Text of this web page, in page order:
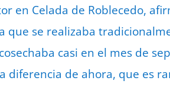
en Celada de Roblecedo,
que se realizaba
casi en el mes de
diferencia de ahora, que es